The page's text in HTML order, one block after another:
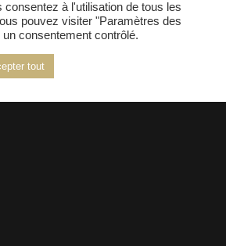
droits réservés |
:PURE
consentez à l'utilisation de tous les
pouvez visiter "Paramètres des
consentement contrôlé.
tout